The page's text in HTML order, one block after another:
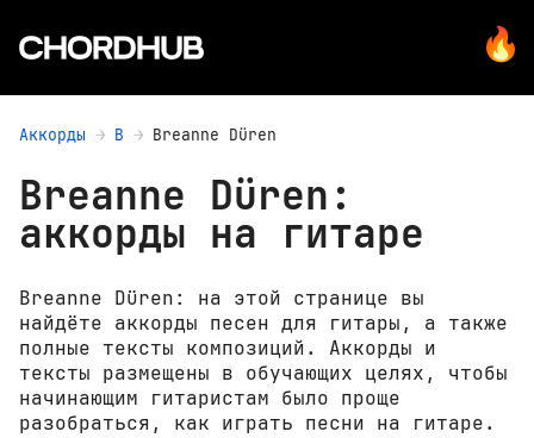
Аккорды B Breanne Düren
Breanne Düren:
аккорды на гитаре
Breanne Düren: на этой странице вы
найдёте аккорды песен для гитары, а также
полные тексты композиций. Аккорды и
тексты размещены в обучающих целях, чтобы
начинающим гитаристам было проще
разобраться, как играть песни на гитаре.